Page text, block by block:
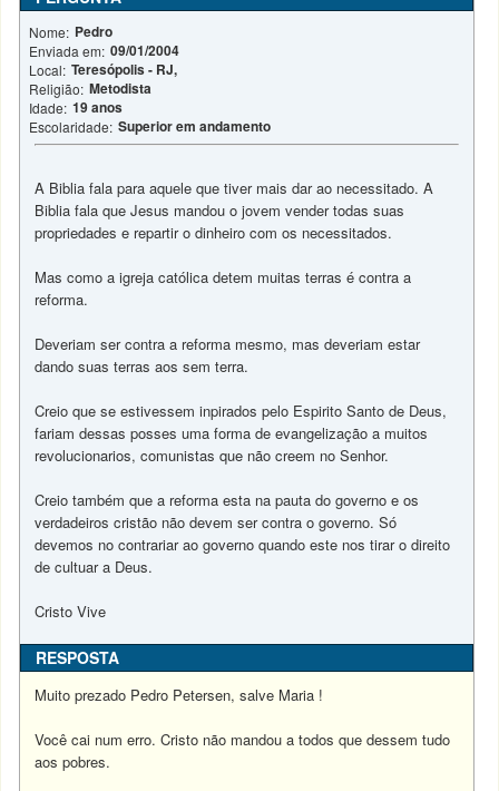
Nome: Pedro
Enviada em: 09/01/2004
Local: Teresópolis - RJ,
Religião: Metodista
Idade: 19 anos
Escolaridade: Superior em andamento
A Biblia fala para aquele que tiver mais dar ao necessitado. A
Biblia fala que Jesus mandou o jovem vender todas suas
propriedades e repartir o dinheiro com os necessitados.
Mas como a igreja católica detem muitas terras é contra a
reforma.
Deveriam ser contra a reforma mesmo, mas deveriam estar
dando suas terras aos sem terra.
Creio que se estivessem inpirados pelo Espirito Santo de Deus,
fariam dessas posses uma forma de evangelização a muitos
revolucionarios, comunistas que não creem no Senhor.
Creio também que a reforma esta na pauta do governo e os
verdadeiros cristão não devem ser contra o governo. Só
devemos no contrariar ao governo quando este nos tirar o direito
de cultuar a Deus.
Cristo Vive
RESPOSTA
Muito prezado Pedro Petersen, salve Maria !
Você cai num erro. Cristo não mandou a todos que dessem tudo
aos pobres.